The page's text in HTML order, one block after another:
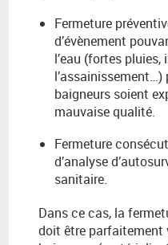
Fermeture
d’évènement
l’eau (fortes
l’assainissement…)
baigneurs soient
mauvaise qualité.
Fermeture
d’analyse
sanitaire.
Dans ce cas, la
doit être parfaitement